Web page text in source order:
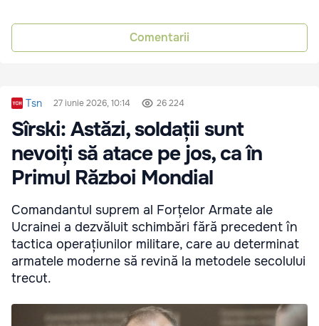
Comentarii
Tsn 27 iunie 2026, 10:14 26 224
Sîrski: Astăzi, soldații sunt
nevoiți să atace pe jos, ca în
Primul Război Mondial
Comandantul suprem al Forțelor Armate ale
Ucrainei a dezvăluit schimbări fără precedent în
tactica operațiunilor militare, care au determinat
armatele moderne să revină la metodele secolului
trecut.